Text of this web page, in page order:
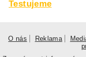
Testujeme
O nás Reklama